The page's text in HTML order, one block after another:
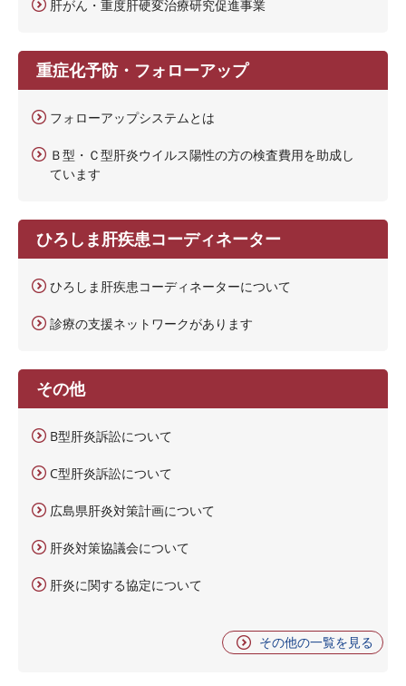
肝がん・重度肝硬変治療研究促進事業
重症化予防・フォローアップ
フォローアップシステムとは
Ｂ型・Ｃ型肝炎ウイルス陽性の方の検査費用を助成し
ています
ひろしま肝疾患コーディネーター
ひろしま肝疾患コーディネーターについて
診療の支援ネットワークがあります
その他
B型肝炎訴訟について
C型肝炎訴訟について
広島県肝炎対策計画について
肝炎対策協議会について
肝炎に関する協定について
その他の一覧を見る